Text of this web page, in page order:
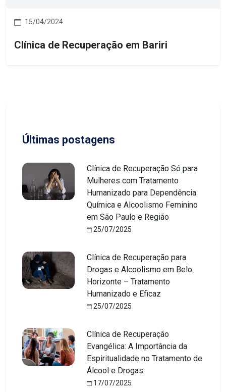
15/04/2024
Clínica de Recuperação em Bariri
Últimas postagens
Clínica de Recuperação Só para
Mulheres com Tratamento
Humanizado para Dependência
Química e Alcoolismo Feminino
em São Paulo e Região
25/07/2025
Clínica de Recuperação para
Drogas e Alcoolismo em Belo
Horizonte – Tratamento
Humanizado e Eficaz
25/07/2025
Clínica de Recuperação
Evangélica: A Importância da
Espiritualidade no Tratamento de
Álcool e Drogas
17/07/2025